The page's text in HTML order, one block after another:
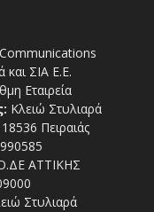
και ΣΙΑ Ε.Ε.
Εταιρεία
Κλειώ Στυλιαρά
Πειραιάς
ΑΤΤΙΚΗΣ
Στυλιαρά